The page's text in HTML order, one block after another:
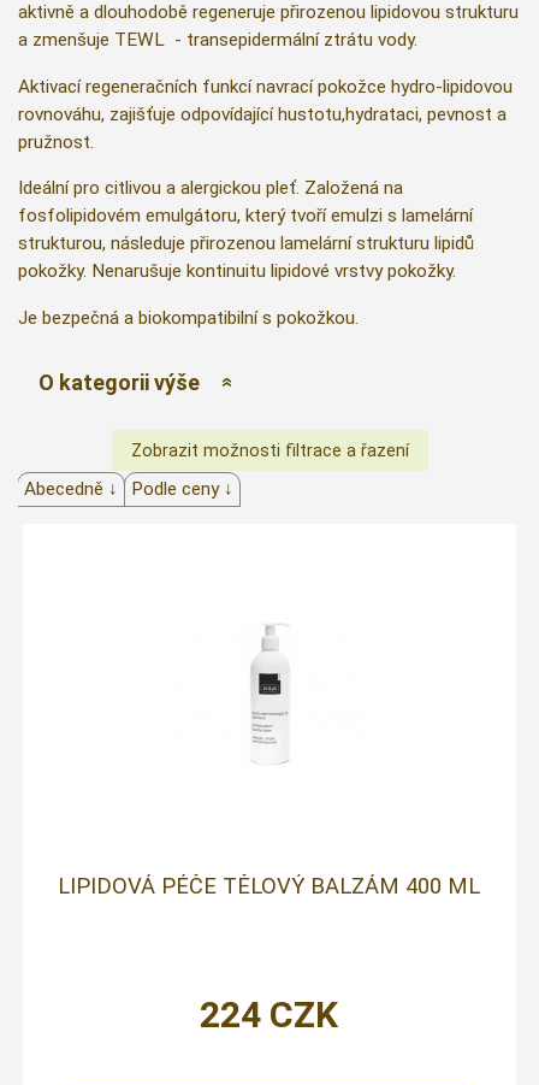
aktivně a dlouhodobě regeneruje přirozenou lipidovou strukturu
a zmenšuje TEWL - transepidermální ztrátu vody.
Aktivací regeneračních funkcí navrací pokožce hydro-lipidovou
rovnováhu, zajišťuje odpovídající hustotu,hydrataci, pevnost a
pružnost.
Ideální pro citlivou a alergickou pleť. Založená na
fosfolipidovém emulgátoru, který tvoří emulzi s lamelární
strukturou, následuje přirozenou lamelární strukturu lipidů
pokožky. Nenarušuje kontinuitu lipidové vrstvy pokožky.
Je bezpečná a biokompatibilní s pokožkou.
O kategorii výše
Abecedně ↓ Podle ceny ↓
LIPIDOVÁ PÉČE TĚLOVÝ BALZÁM 400 ML
224 CZK